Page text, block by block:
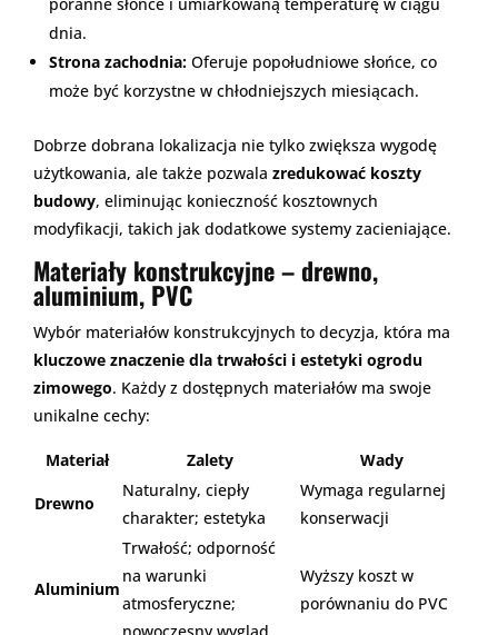
poranne słońce i umiarkowaną temperaturę w ciągu
dnia.
Strona zachodnia: Oferuje popołudniowe słońce, co
może być korzystne w chłodniejszych miesiącach.
Dobrze dobrana lokalizacja nie tylko zwiększa wygodę
użytkowania, ale także pozwala zredukować koszty
budowy, eliminując konieczność kosztownych
modyfikacji, takich jak dodatkowe systemy zacieniające.
Materiały konstrukcyjne – drewno,
aluminium, PVC
Wybór materiałów konstrukcyjnych to decyzja, która ma
kluczowe znaczenie dla trwałości i estetyki ogrodu
zimowego. Każdy z dostępnych materiałów ma swoje
unikalne cechy:
Materiał Zalety Wady
Drewno
Naturalny, ciepły
charakter; estetyka
Wymaga regularnej
konserwacji
Aluminium
Trwałość; odporność
na warunki
atmosferyczne;
Wyższy koszt w
porównaniu do PVC